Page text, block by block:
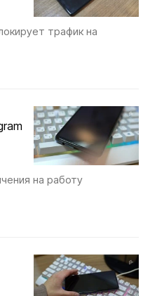
трафик на
на работу